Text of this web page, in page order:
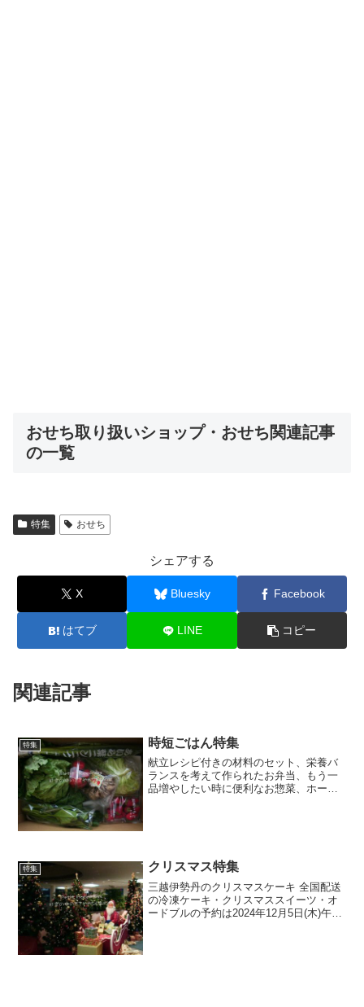
おせち取り扱いショップ・おせち関連記事
の一覧
特集 おせち
シェアする
X Bluesky Facebook
はてブ LINE コピー
関連記事
特集 時短ごはん特集
献立レシピ付きの材料のセット、栄養バ
ランスを考えて作られたお弁当、もう一
品増やしたい時に便利なお惣菜、ホーム
特集 クリスマス特集
三越伊勢丹のクリスマスケーキ 全国配送
の冷凍ケーキ・クリスマススイーツ・オ
ードブルの予約は2024年12月5日(木)午前